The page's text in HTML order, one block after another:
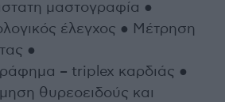
μαστογραφία ●
έλεγχος ● Μέτρηση
●
– triplex καρδιάς ●
θυρεοειδούς και